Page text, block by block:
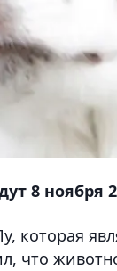
8 ноября
которая
что